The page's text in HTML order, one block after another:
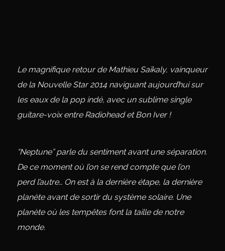
Le magnifique retour de Mathieu Saïkaly, vainqueur
de la Nouvelle Star 2014 naviguant aujourd’hui sur
les eaux de la pop indé, avec un sublime single
guitare-voix entre Radiohead et Bon Iver !
“Neptune” parle du sentiment avant une séparation.
De ce moment où l’on se rend compte que l’on
perd l’autre… On est à la dernière étape, la dernière
planète avant de sortir du système solaire. Une
planète où les tempêtes font la taille de notre
monde.